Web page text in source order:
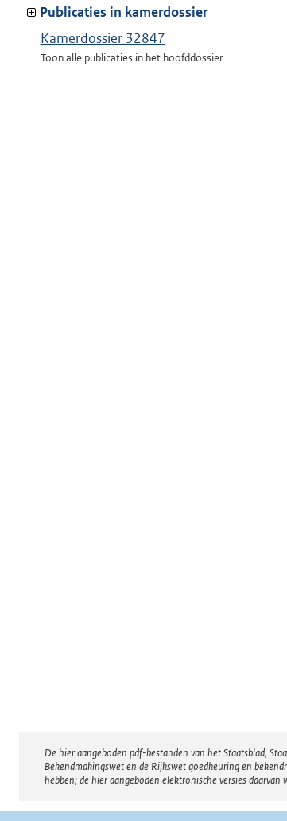
van:
Publicaties in kamerdossier
Kamerdossier 32847
Toon alle publicaties in het hoofddossier
Disclaimer
De hier aangeboden pdf-bestanden van het Staatsblad,
Bekendmakingswet en de Rijkswet goedkeuring en
hebben; de hier aangeboden elektronische versies daarvan